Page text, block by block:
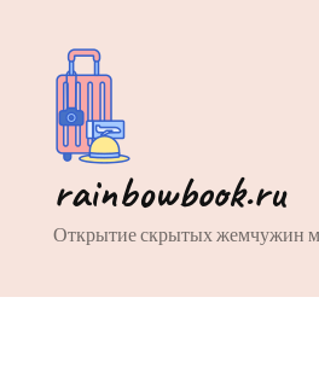
rainbowbook.ru
Открытие скрытых жемчужин